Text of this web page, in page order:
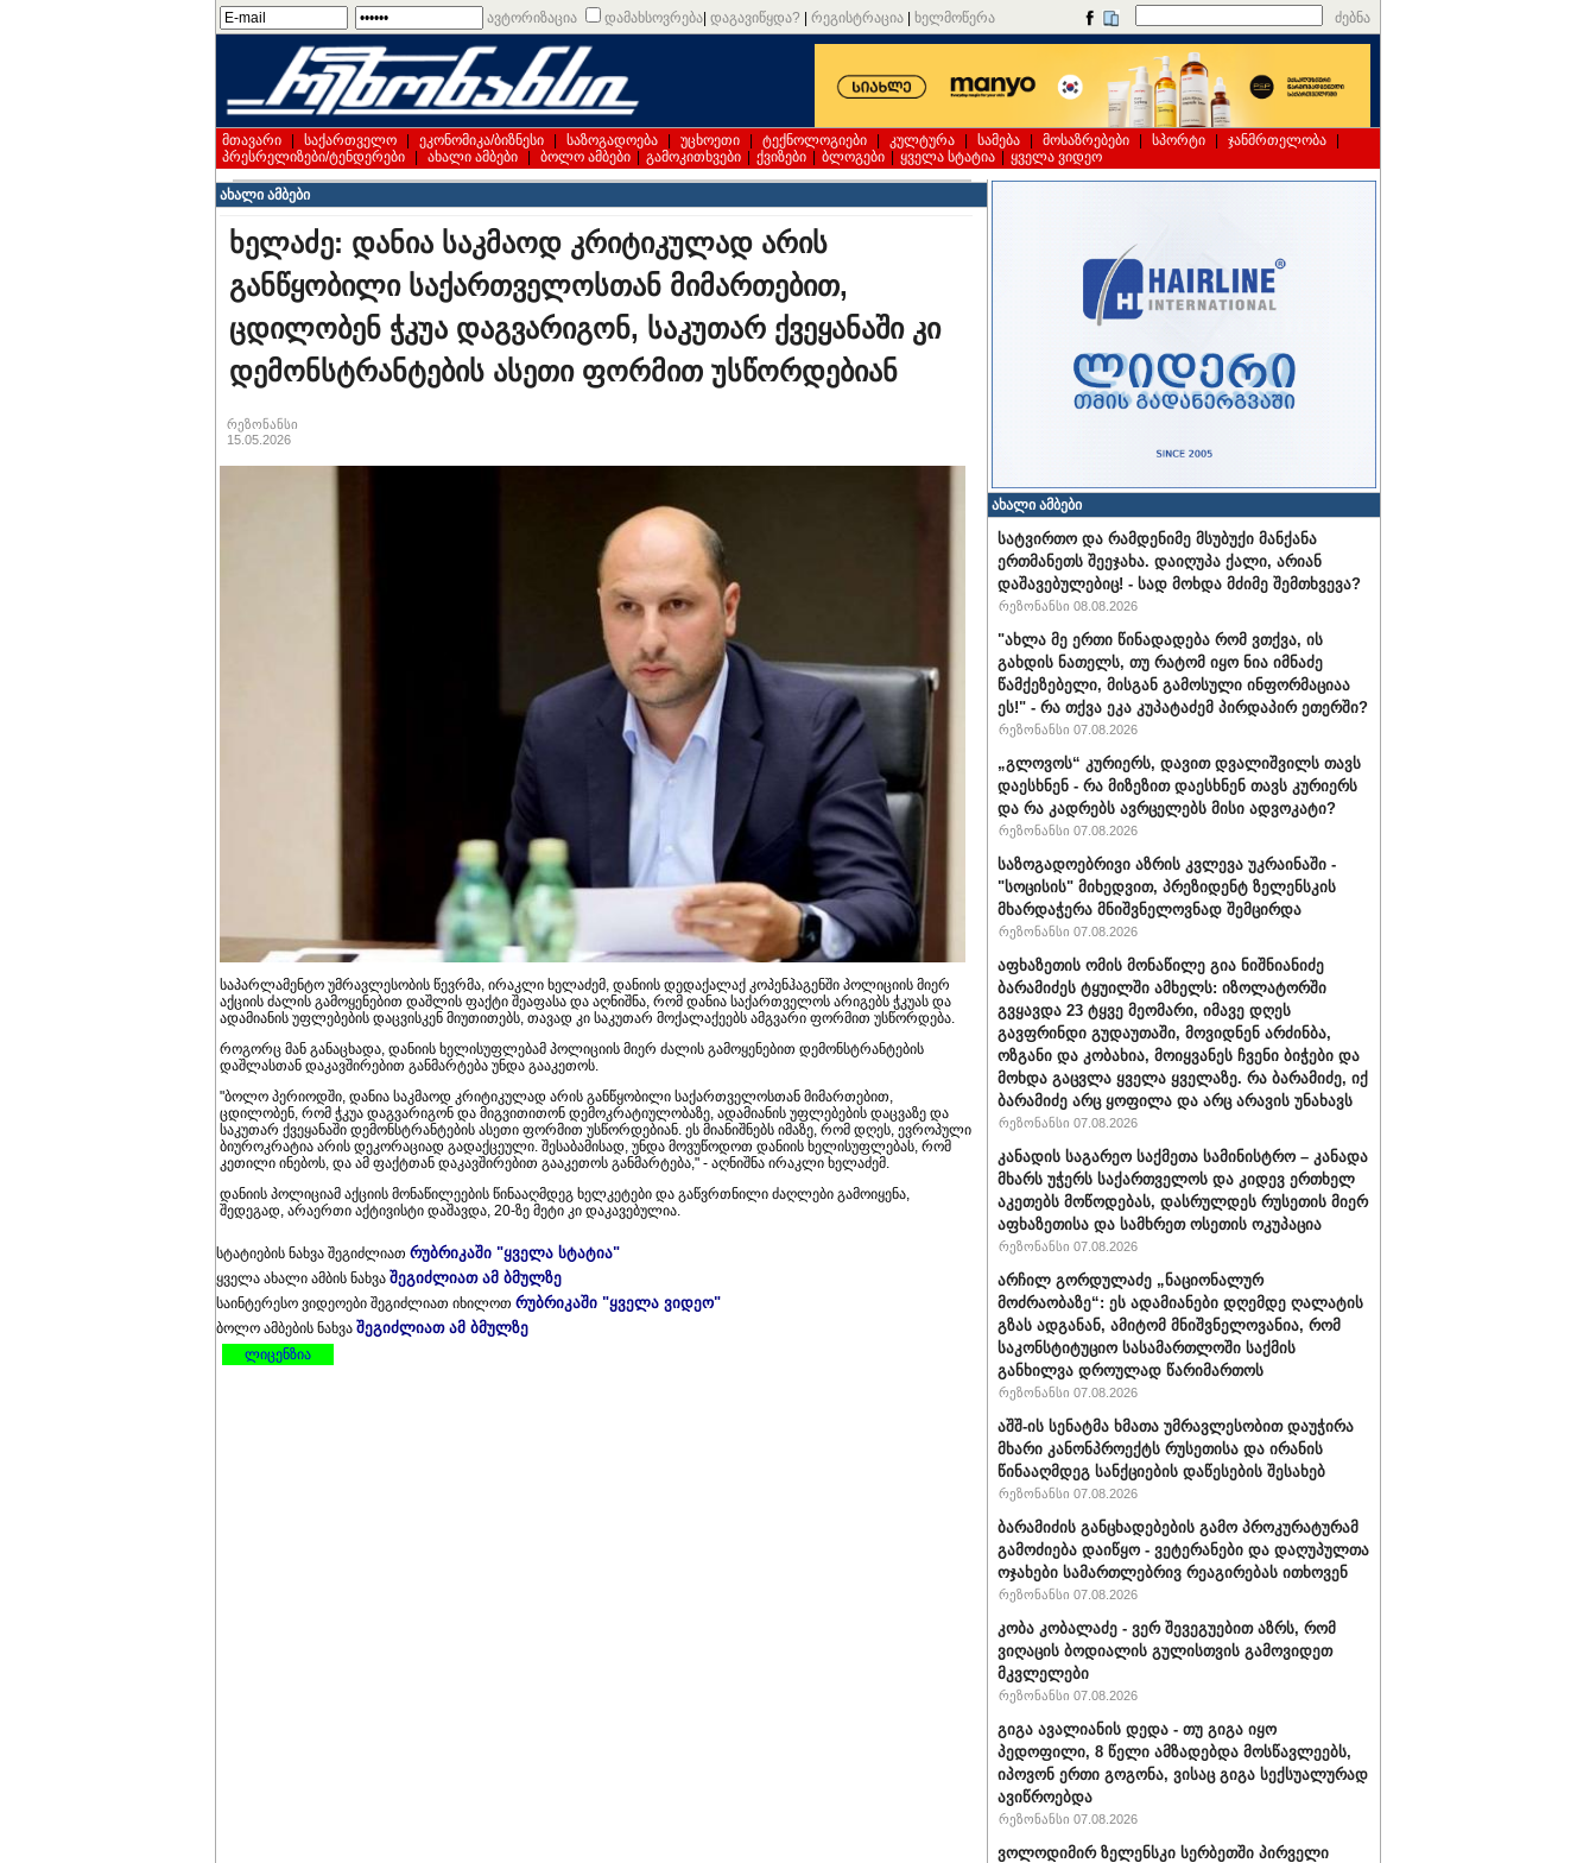
ავტორიზაცია დამახსოვრება დაგავიწყდა? რეგისტრაცია ხელმოწერა ძებნა
მთავარი საქართველო ეკონომიკა/ბიზნესი საზოგადოება უცხოეთი ტექნოლოგიები კულტურა სამება მოსაზრებები სპორტი ჯანმრთელობა
პრესრელიზები/ტენდერები
ახალი ამბები ბოლო ამბები გამოკითხვები ქვიზები ბლოგები ყველა სტატია ყველა ვიდეო
ახალი ამბები
ხელაძე: დანია საკმაოდ კრიტიკულად არის
განწყობილი საქართველოსთან მიმართებით,
ცდილობენ ჭკუა დაგვარიგონ, საკუთარ ქვეყანაში კი
დემონსტრანტების ასეთი ფორმით უსწორდებიან
რეზონანსი
15.05.2026
საპარლამენტო უმრავლესობის წევრმა, ირაკლი ხელაძემ, დანიის დედაქალაქ კოპენჰაგენში პოლიციის მიერ
აქციის ძალის გამოყენებით დაშლის ფაქტი შეაფასა და აღნიშნა, რომ დანია საქართველოს არიგებს ჭკუას და
ადამიანის უფლებების დაცვისკენ მიუთითებს, თავად კი საკუთარ მოქალაქეებს ამგვარი ფორმით უსწორდება.
როგორც მან განაცხადა, დანიის ხელისუფლებამ პოლიციის მიერ ძალის გამოყენებით დემონსტრანტების
დაშლასთან დაკავშირებით განმარტება უნდა გააკეთოს.
"ბოლო პერიოდში, დანია საკმაოდ კრიტიკულად არის განწყობილი საქართველოსთან მიმართებით,
ცდილობენ, რომ ჭკუა დაგვარიგონ და მიგვითითონ დემოკრატიულობაზე, ადამიანის უფლებების დაცვაზე და
საკუთარ ქვეყანაში დემონსტრანტების ასეთი ფორმით უსწორდებიან. ეს მიანიშნებს იმაზე, რომ დღეს, ევროპული
ბიუროკრატია არის დეკორაციად გადაქცეული. შესაბამისად, უნდა მოვუწოდოთ დანიის ხელისუფლებას, რომ
კეთილი ინებოს, და ამ ფაქტთან დაკავშირებით გააკეთოს განმარტება," - აღნიშნა ირაკლი ხელაძემ.
დანიის პოლიციამ აქციის მონაწილეების წინააღმდეგ ხელკეტები და გაწვრთნილი ძაღლები გამოიყენა,
შედეგად, არაერთი აქტივისტი დაშავდა, 20-ზე მეტი კი დაკავებულია.
სტატიების ნახვა შეგიძლიათ რუბრიკაში "ყველა სტატია"
ყველა ახალი ამბის ნახვა შეგიძლიათ ამ ბმულზე
საინტერესო ვიდეოები შეგიძლიათ იხილოთ რუბრიკაში "ყველა ვიდეო"
ბოლო ამბების ნახვა შეგიძლიათ ამ ბმულზე
ლიცენზია
ახალი ამბები
სატვირთო და რამდენიმე მსუბუქი მანქანა
ერთმანეთს შეეჯახა. დაიღუპა ქალი, არიან
დაშავებულებიც! - სად მოხდა მძიმე შემთხვევა?
რეზონანსი 08.08.2026
"ახლა მე ერთი წინადადება რომ ვთქვა, ის
გახდის ნათელს, თუ რატომ იყო ნია იმნაძე
წამქეზებელი, მისგან გამოსული ინფორმაციაა
ეს!" - რა თქვა ეკა კუპატაძემ პირდაპირ ეთერში?
რეზონანსი 07.08.2026
„გლოვოს“ კურიერს, დავით დვალიშვილს თავს
დაესხნენ - რა მიზეზით დაესხნენ თავს კურიერს
და რა კადრებს ავრცელებს მისი ადვოკატი?
რეზონანსი 07.08.2026
საზოგადოებრივი აზრის კვლევა უკრაინაში -
"სოცისის" მიხედვით, პრეზიდენტ ზელენსკის
მხარდაჭერა მნიშვნელოვნად შემცირდა
რეზონანსი 07.08.2026
აფხაზეთის ომის მონაწილე გია ნიშნიანიძე
ბარამიძეს ტყუილში ამხელს: იზოლატორში
გვყავდა 23 ტყვე მეომარი, იმავე დღეს
გავფრინდი გუდაუთაში, მოვიდნენ არძინბა,
ოზგანი და კობახია, მოიყვანეს ჩვენი ბიჭები და
მოხდა გაცვლა ყველა ყველაზე. რა ბარამიძე, იქ
ბარამიძე არც ყოფილა და არც არავის უნახავს
რეზონანსი 07.08.2026
კანადის საგარეო საქმეთა სამინისტრო – კანადა
მხარს უჭერს საქართველოს და კიდევ ერთხელ
აკეთებს მოწოდებას, დასრულდეს რუსეთის მიერ
აფხაზეთისა და სამხრეთ ოსეთის ოკუპაცია
რეზონანსი 07.08.2026
არჩილ გორდულაძე „ნაციონალურ
მოძრაობაზე“: ეს ადამიანები დღემდე ღალატის
გზას ადგანან, ამიტომ მნიშვნელოვანია, რომ
საკონსტიტუციო სასამართლოში საქმის
განხილვა დროულად წარიმართოს
რეზონანსი 07.08.2026
აშშ-ის სენატმა ხმათა უმრავლესობით დაუჭირა
მხარი კანონპროექტს რუსეთისა და ირანის
წინააღმდეგ სანქციების დაწესების შესახებ
რეზონანსი 07.08.2026
ბარამიძის განცხადებების გამო პროკურატურამ
გამოძიება დაიწყო - ვეტერანები და დაღუპულთა
ოჯახები სამართლებრივ რეაგირებას ითხოვენ
რეზონანსი 07.08.2026
კობა კობალაძე - ვერ შევეგუებით აზრს, რომ
ვიღაცის ბოდიალის გულისთვის გამოვიდეთ
მკვლელები
რეზონანსი 07.08.2026
გიგა ავალიანის დედა - თუ გიგა იყო
პედოფილი, 8 წელი ამზადებდა მოსწავლეებს,
იპოვონ ერთი გოგონა, ვისაც გიგა სექსუალურად
ავიწროებდა
რეზონანსი 07.08.2026
ვოლოდიმირ ზელენსკი სერბეთში პირველი